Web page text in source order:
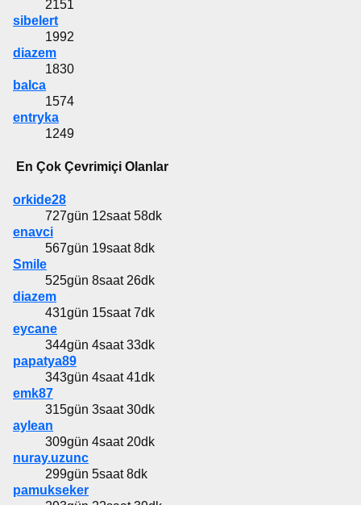
2151
sibelert
1992
diazem
1830
balca
1574
entryka
1249
En Çok Çevrimiçi Olanlar
orkide28
727gün 12saat 58dk
enavci
567gün 19saat 8dk
Smile
525gün 8saat 26dk
diazem
431gün 15saat 7dk
eycane
344gün 4saat 33dk
papatya89
343gün 4saat 41dk
emk87
315gün 3saat 30dk
aylean
309gün 4saat 20dk
nuray.uzunc
299gün 5saat 8dk
pamukseker